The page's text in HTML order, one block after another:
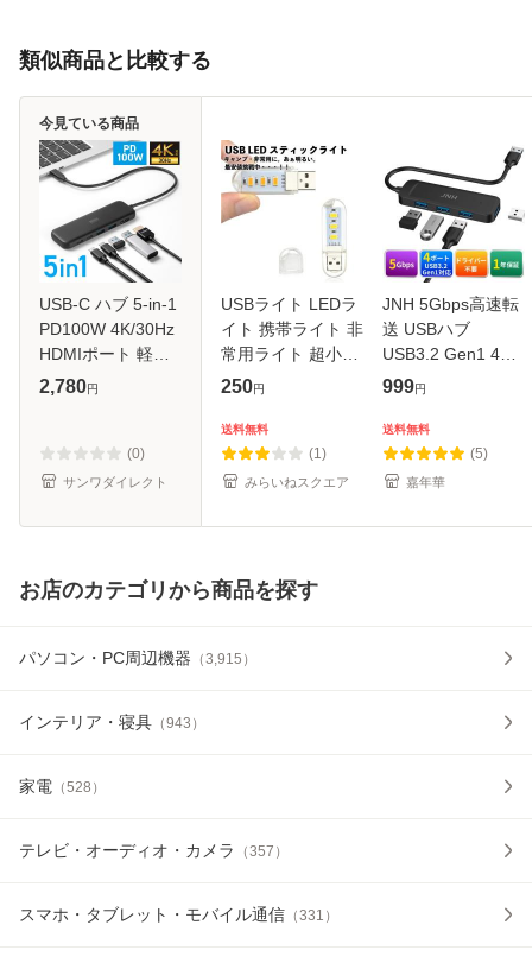
類似商品と比較する
USB-C ハブ 5-in-1
PD100W 4K/30Hz
HDMIポート 軽量
コンパクト USB-C
タ転送[400-
HUBCP53BK]
2,780円
(0)
サンワダイレクト
今見ている商品
USBライト LEDラ
イト 携帯ライト 非
常用ライト 超小型
スティックタイプ
250円
送料無料
(1)
みらいねスクエア
JNH 5Gbps高速転
送 USBハブ
USB3.2 Gen1 4ポ
ート USB-A拡張
OS/Linux バスパワ
ー USB HUB ゲー
ム用 1年保証 ネコ
999円
送料無料
(5)
嘉年華
お店のカテゴリから商品を探す
パソコン・PC周辺機器 （3,915 ）
インテリア・寝具 （943 ）
家電 （528 ）
テレビ・オーディオ・カメラ （357 ）
スマホ・タブレット・モバイル通信 （331 ）